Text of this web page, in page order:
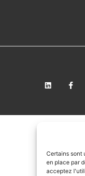
Certains sont
en place par
acceptez